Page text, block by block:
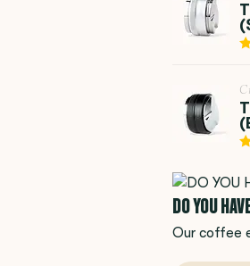
DO YOU
Our coffee